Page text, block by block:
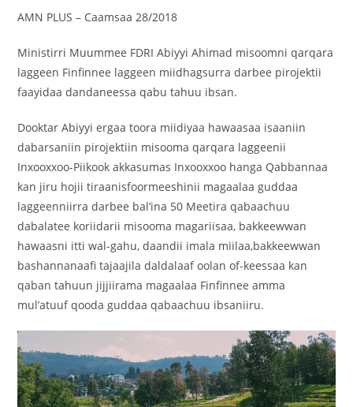
AMN PLUS – Caamsaa 28/2018
Ministirri Muummee FDRI Abiyyi Ahimad misoomni qarqara
laggeen Finfinnee laggeen miidhagsurra darbee pirojektii
faayidaa dandaneessa qabu tahuu ibsan.
Dooktar Abiyyi ergaa toora miidiyaa hawaasaa isaaniin
dabarsaniin pirojektiin misooma qarqara laggeenii
Inxooxxoo-Piikook akkasumas Inxooxxoo hanga Qabbannaa
kan jiru hojii tiraanisfoormeeshinii magaalaa guddaa
laggeenniirra darbee bal’ina 50 Meetira qabaachuu
dabalatee koriidarii misooma magariisaa, bakkeewwan
hawaasni itti wal-gahu, daandii imala miilaa,bakkeewwan
bashannanaafi tajaajila daldalaaf oolan of-keessaa kan
qaban tahuun jijjiirama magaalaa Finfinnee amma
mul’atuuf qooda guddaa qabaachuu ibsaniiru.